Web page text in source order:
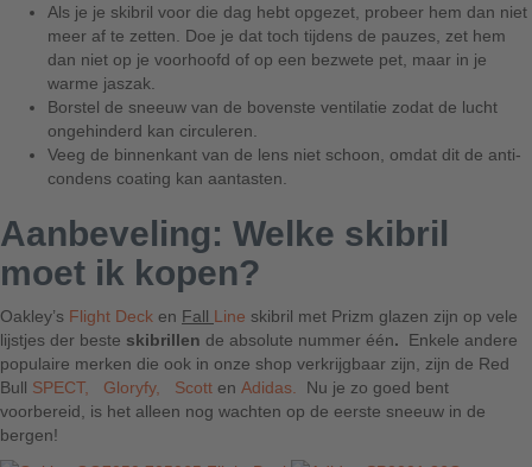
Als je je skibril voor die dag hebt opgezet, probeer hem dan niet
meer af te zetten. Doe je dat toch tijdens de pauzes, zet hem
dan niet op je voorhoofd of op een bezwete pet, maar in je
warme jaszak.
Borstel de sneeuw van de bovenste ventilatie zodat de lucht
ongehinderd kan circuleren.
Veeg de binnenkant van de lens niet schoon, omdat dit de anti-
condens coating kan aantasten.
Aanbeveling: Welke skibril
moet ik kopen?
Oakley’s Flight Deck en Fall Line skibril met Prizm glazen zijn op vele
lijstjes der beste skibrillen de absolute nummer één. Enkele andere
populaire merken die ook in onze shop verkrijgbaar zijn, zijn de Red
Bull SPECT, Gloryfy, Scott en Adidas.
Nu je zo goed bent
voorbereid, is het alleen nog wachten op de eerste sneeuw in de
bergen!